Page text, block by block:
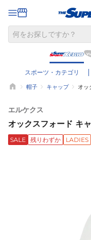
スポーツ・カテゴリ
帽子 キャップ オッ
エルケクス
オックスフォード
SALE 残りわずか LADIES